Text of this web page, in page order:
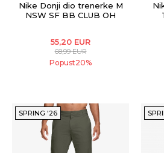
Nike Donji dio trenerke M
NSW SF BB CLUB OH
55,20 EUR
68,99EUR
Popust20%
SPRING '26